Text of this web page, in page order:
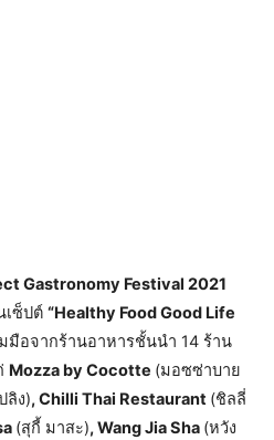
Gastronomy Festival 2021
เซ็ปต์ “Healthy Food Good Life
มือจากร้านอาหารชั้นนำ 14 ร้าน
Mozza by Cocotte (มอซซ่าบาย
ลิง), Chilli Thai Restaurant (ชิลลี่
(สุกี้ มาสะ), Wang Jia Sha (หวัง